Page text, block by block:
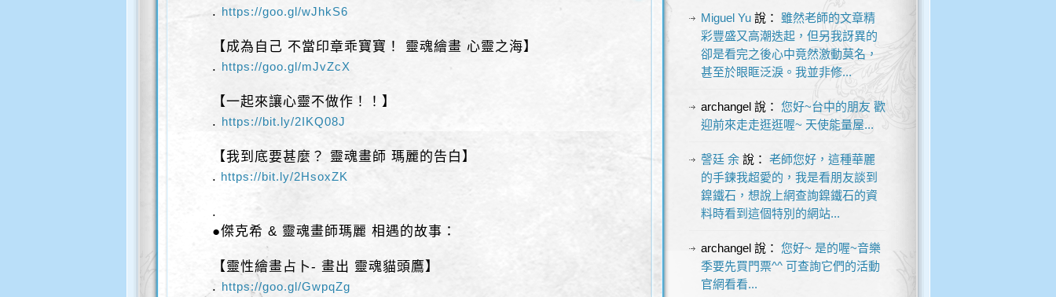
. https://goo.gl/wJhkS6
【成為自己 不當印章乖寶寶！ 靈魂繪畫 心靈之海】
. https://goo.gl/mJvZcX
【一起來讓心靈不做作！！】
. https://bit.ly/2IKQ08J
【我到底要甚麼？ 靈魂畫師 瑪麗的告白】
. https://bit.ly/2HsoxZK
.
●傑克希 & 靈魂畫師瑪麗 相遇的故事：
【靈性繪畫占卜- 畫出 靈魂貓頭鷹】
. https://goo.gl/GwpqZg
Miguel Yu說： 雖然老師的文章精
彩豐盛又高潮迭起，但另我訝異的
卻是看完之後心中竟然激動莫名，
甚至於眼眶泛淚。我並非修...
archangel說： 您好~台中的朋友 歡
迎前來走走逛逛喔~ 天使能量屋...
謦廷 余說： 老師您好，這種華麗
的手鍊我超愛的，我是看朋友談到
鎳鐵石，想說上網查詢鎳鐵石的資
料時看到這個特別的網站...
archangel說： 您好~ 是的喔~音樂
季要先買門票^^ 可查詢它們的活動
官網看看...